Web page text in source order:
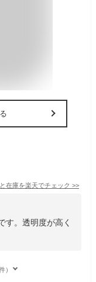
在庫を楽天でチェック >>
す。透明度が高く
）